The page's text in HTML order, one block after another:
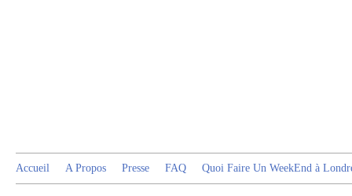
Accueil A Propos Presse FAQ Quoi Faire Un WeekEnd à